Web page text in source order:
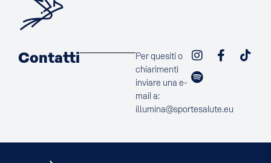
Contatti
Per quesiti o
chiarimenti
inviare una e-
mail a:
illumina@sportesalute.eu